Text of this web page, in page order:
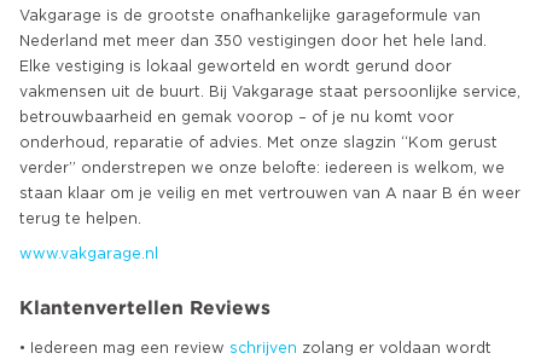
Vakgarage is de grootste onafhankelijke garageformule van
Nederland met meer dan 350 vestigingen door het hele land.
Elke vestiging is lokaal geworteld en wordt gerund door
vakmensen uit de buurt. Bij Vakgarage staat persoonlijke service,
betrouwbaarheid en gemak voorop – of je nu komt voor
onderhoud, reparatie of advies. Met onze slagzin “Kom gerust
verder” onderstrepen we onze belofte: iedereen is welkom, we
staan klaar om je veilig en met vertrouwen van A naar B én weer
www.vakgarage.nl
Klantenvertellen Reviews
• Iedereen mag een review schrijven zolang er voldaan wordt